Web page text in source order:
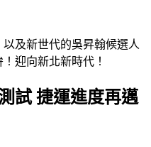
及新世代的吳昇翰候選人
迎向新北新時代！
試 捷運進度再邁